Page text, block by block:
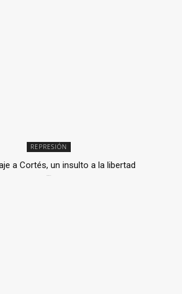
REPRESIÓN
a Cortés, un insulto a la libertad